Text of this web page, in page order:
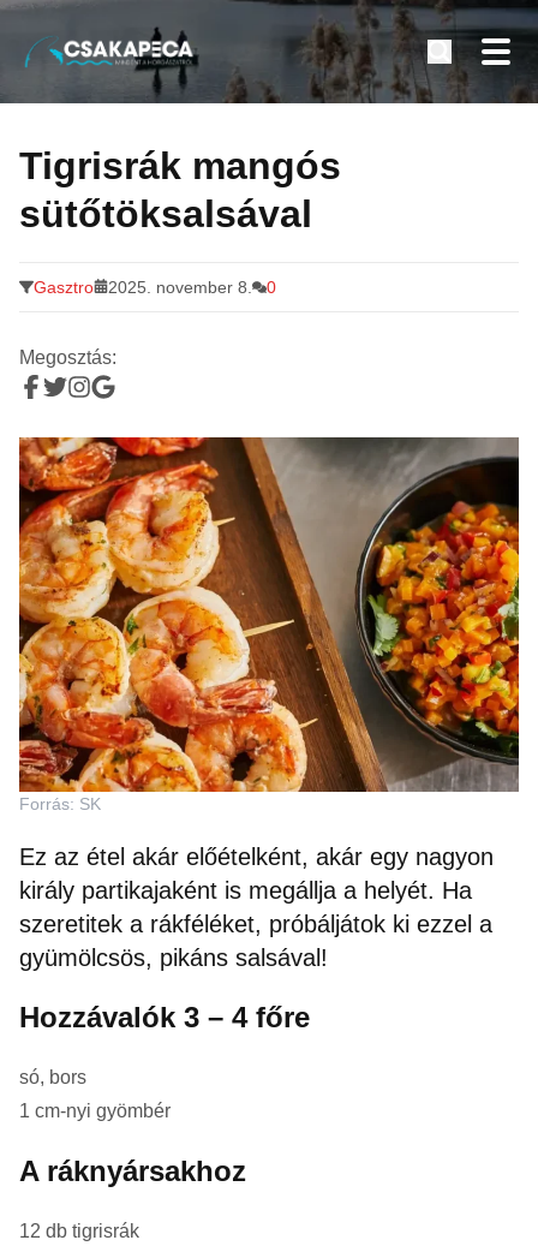
tartalomra
Minden a horgászatról
Tigrisrák mangós
sütőtöksalsával
Gasztro 2025. november 8. 0
Megosztás:
Forrás: SK
Ez az étel akár előételként, akár egy nagyon
király partikajaként is megállja a helyét. Ha
szeretitek a rákféléket, próbáljátok ki ezzel a
gyümölcsös, pikáns salsával!
Hozzávalók 3 – 4 főre
só, bors
1 cm-nyi gyömbér
A ráknyársakhoz
12 db tigrisrák